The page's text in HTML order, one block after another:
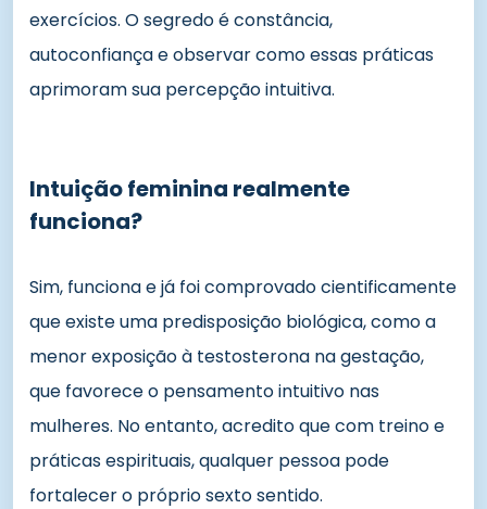
exercícios. O segredo é constância,
autoconfiança e observar como essas práticas
aprimoram sua percepção intuitiva.
Intuição feminina realmente
funciona?
Sim, funciona e já foi comprovado cientificamente
que existe uma predisposição biológica, como a
menor exposição à testosterona na gestação,
que favorece o pensamento intuitivo nas
mulheres. No entanto, acredito que com treino e
práticas espirituais, qualquer pessoa pode
fortalecer o próprio sexto sentido.